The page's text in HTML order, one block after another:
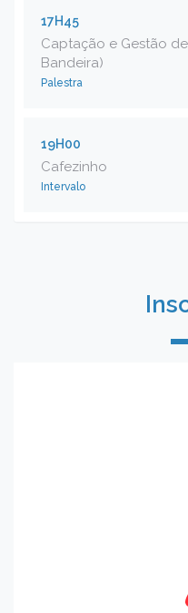
17H45
Captação e Gestão
Bandeira)
Palestra
19H00
Cafezinho
Intervalo